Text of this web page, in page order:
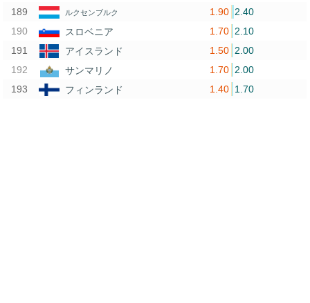
ルクセンブルク 1.90 2.40
スロベニア
1.70 2.10
アイスランド
1.50 2.00
サンマリノ
1.70 2.00
フィンランド
1.40 1.70